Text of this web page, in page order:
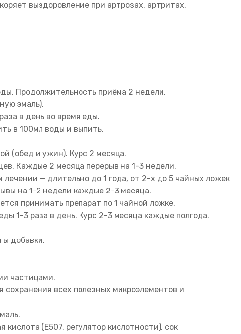
выздоровление при артрозах, артритах,
Продолжительность приёма 2 недели.
эмаль).
в день во время еды.
в 100мл воды и выпить.
(обед и ужин). Курс 2 месяца.
Каждые 2 месяца перерыв на 1-3 недели.
лечении — длительно до 1 года, от 2-х до 5 чайных ложек
на 1-2 недели каждые 2-3 месяца.
принимать препарат по 1 чайной ложке,
1-3 раза в день. Курс 2-3 месяца каждые полгода.
добавки.
частицами.
всех полезных микроэлементов и
кислота (Е507, регулятор кислотности), сок